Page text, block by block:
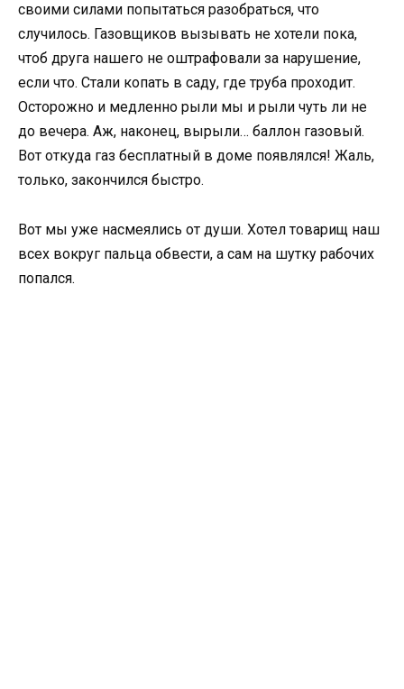
своими силами попытаться разобраться, что
случилось. Газовщиков вызывать не хотели пока,
чтоб друга нашего не оштрафовали за нарушение,
если что. Стали копать в саду, где труба проходит.
Осторожно и медленно рыли мы и рыли чуть ли не
до вечера. Аж, наконец, вырыли… баллон газовый.
Вот откуда газ бесплатный в доме появлялся! Жаль,
только, закончился быстро.
Вот мы уже насмеялись от души. Хотел товарищ наш
всех вокруг пальца обвести, а сам на шутку рабочих
попался.